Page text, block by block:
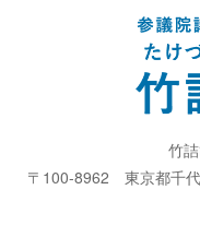
竹
〒100-8962
東京都千